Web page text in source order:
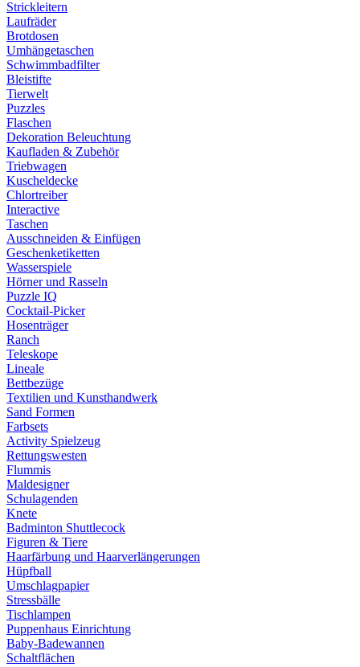
Strickleitern
Laufräder
Brotdosen
Umhängetaschen
Schwimmbadfilter
Bleistifte
Tierwelt
Puzzles
Flaschen
Dekoration Beleuchtung
Kaufladen & Zubehör
Triebwagen
Kuscheldecke
Chlortreiber
Interactive
Taschen
Ausschneiden & Einfügen
Geschenketiketten
Wasserspiele
Hörner und Rasseln
Puzzle IQ
Cocktail-Picker
Hosenträger
Ranch
Teleskope
Lineale
Bettbezüge
Textilien und Kunsthandwerk
Sand Formen
Farbsets
Activity Spielzeug
Rettungswesten
Flummis
Maldesigner
Schulagenden
Knete
Badminton Shuttlecock
Figuren & Tiere
Haarfärbung und Haarverlängerungen
Hüpfball
Umschlagpapier
Stressbälle
Tischlampen
Puppenhaus Einrichtung
Baby-Badewannen
Schaltflächen